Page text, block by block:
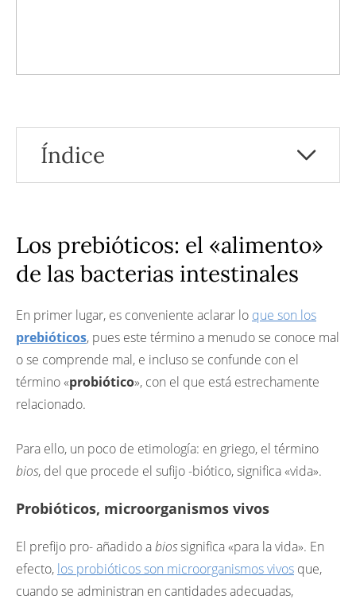
Índice
Los prebióticos: el «alimento» de las bacterias
Aclaración sobre…
¿Dónde se encuentran los prebióticos?
Los 10 alimentos con mayor efecto
¿Cuáles son las recomendaciones de
consumo de los prebióticos?
Para recordar
Referencias
También te puede interesar
Los prebióticos: el «alimento»
de las bacterias intestinales
En primer lugar, es conveniente aclarar lo que son los
prebióticos, pues este término a menudo se conoce mal
o se comprende mal, e incluso se confunde con el
término «probiótico», con el que está estrechamente
relacionado.
Para ello, un poco de etimología: en griego, el término
bios, del que procede el sufijo -biótico, significa «vida».
Probióticos, microorganismos vivos
El prefijo pro- añadido abiossignifica «para la vida». En
efecto, los probióticos son microorganismos vivos que,
cuando se administran en cantidades adecuadas,